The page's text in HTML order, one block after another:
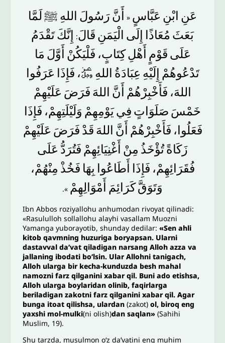
عَنِ ابْنِ عَبَّاسٍ « أَنَّرَسُولَ اللهِ ﷺ لَمَّا
بَعَثَ مُعَاذًا إِلَى الْيَمَنِ قَالَ: إِنَّكَتَقْدَمُ
عَلَى قَوْمٍ أَهْلِ كِتَابٍ، فَلْيَكُنْ أَوَّلَ مَا
تَدْعُوهُمْ إِلَيْهِ عِبَادَةُ اللهِ ﷿، فَإِذَا عَرَفُوا
اللهَ، فَأَخْبِرْهُمْ أَنَّ اللهَ فَرَضَ عَلَيْهِمْ
خَمْسَ صَلَوَاتٍ فِييَوْمِهِمْ وَلَيْلَتِهِمْ، فَإِذَا
فَعَلُوا، فَأَخْبِرْهُمْ أَنَّ اللهَ قَدْ فَرَضَ عَلَيْهِمْ
زَكَاةًتُؤْخَذُ مِنْ أَغْنِيَائِهِمْ فَتُرَدُّ عَلَى
فُقَرَائِهِمْ، فَإِذَا أَطَاعُوا بِهَا فَخُذْ مِنْهُمْ،
وَتَوَقَّكَرَائِمَ أَمْوَالِهِمْ ».
Ibn Abbos roziyallohu anhumodan rivoyat qilinadi:
«Rasululloh sollallohu alayhi vasallam Muozni
Yamanga yuborayotib, shunday dedilar:«Sen ahli
kitob qavmning huzuriga boryapsan. Ularni
dastavval da’vat qiladigan narsang Alloh azza va
jallaning ibodati bo‘lsin. Ular Allohni tanigach,
Alloh ularga bir kecha-kunduzda besh mahal
namozni farz qilganini xabar qil. Buni ado etishsa,
Alloh ularga boylaridan olinib, faqirlarga
beriladigan zakotni farz qilganini xabar qil. Agar
bunga itoat qilishsa, ulardan(zakot) ol, biroq eng
yaxshi mol-mulki(ni olish)dan saqlan» (Sahihi
Muslim, 19).
Shu tarzda, musulmon o‘z da’vatini eng muhim